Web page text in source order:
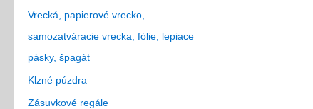
Vrecká, papierové vrecko,
samozatváracie vrecka, fólie, lepiace
pásky, špagát
Klzné púzdra
Zásuvkové regále